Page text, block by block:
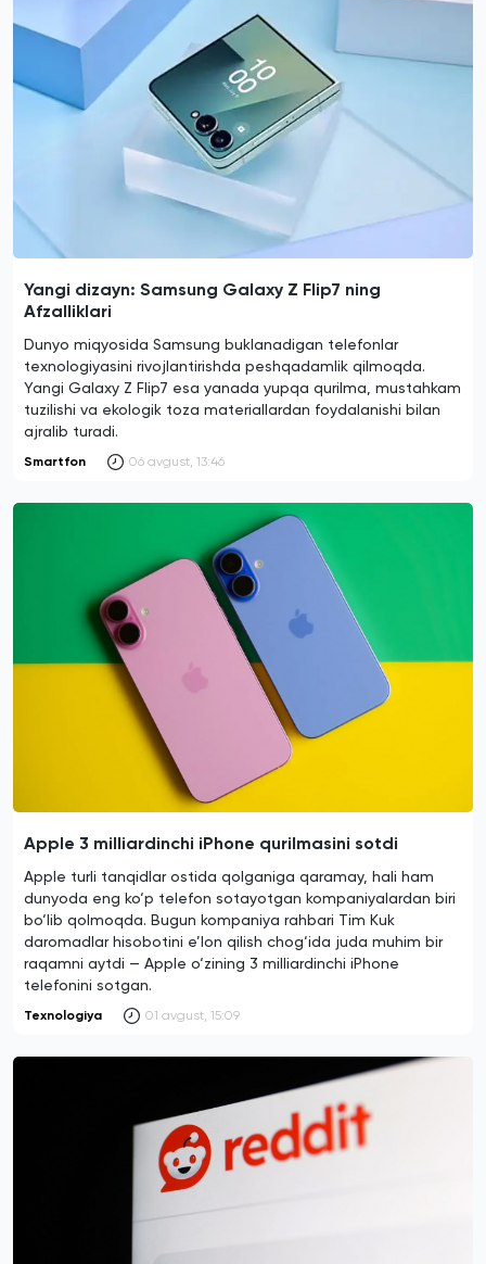
Yangi dizayn: Samsung Galaxy Z Flip7 ning
Afzalliklari
Dunyo miqyosida Samsung buklanadigan telefonlar
texnologiyasini rivojlantirishda peshqadamlik qilmoqda.
Yangi Galaxy Z Flip7 esa yanada yupqa qurilma, mustahkam
tuzilishi va ekologik toza materiallardan foydalanishi bilan
ajralib turadi.
Smartfon 06 avgust, 13:46
Apple 3 milliardinchi iPhone qurilmasini sotdi
Apple turli tanqidlar ostida qolganiga qaramay, hali ham
dunyoda eng ko‘p telefon sotayotgan kompaniyalardan biri
bo‘lib qolmoqda. Bugun kompaniya rahbari Tim Kuk
daromadlar hisobotini e’lon qilish chog‘ida juda muhim bir
raqamni aytdi — Apple o‘zining 3 milliardinchi iPhone
telefonini sotgan.
Texnologiya 01 avgust, 15:09